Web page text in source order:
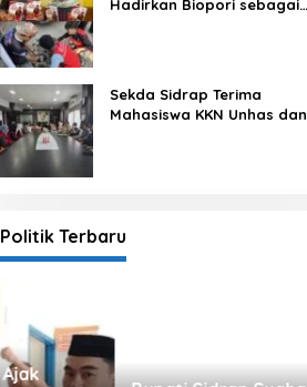
Hadirkan Biopori sebagai
Sekda Sidrap Terima
Mahasiswa KKN Unhas dan
Politik Terbaru